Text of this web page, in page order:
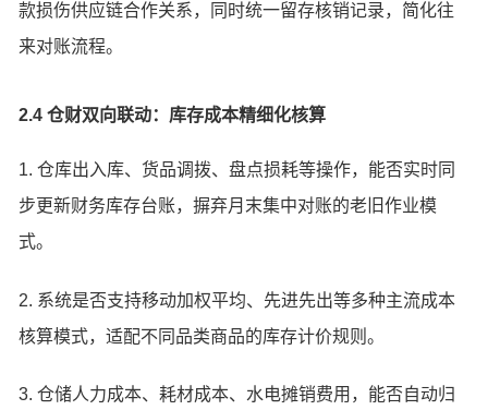
款损伤供应链合作关系，同时统一留存核销记录，简化往
来对账流程。
2.4 仓财双向联动：库存成本精细化核算
1. 仓库出入库、货品调拨、盘点损耗等操作，能否实时同
步更新财务库存台账，摒弃月末集中对账的老旧作业模
式。
2. 系统是否支持移动加权平均、先进先出等多种主流成本
核算模式，适配不同品类商品的库存计价规则。
3. 仓储人力成本、耗材成本、水电摊销费用，能否自动归